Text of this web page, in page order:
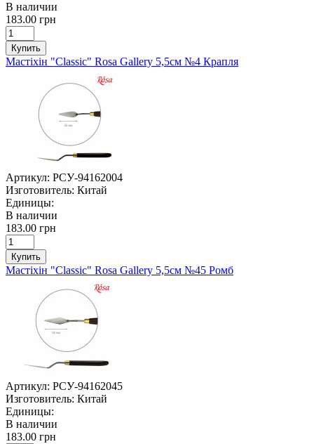
В наличии
183.00 грн
Купить
Мастіхін "Classic" Rosa Gallery 5,5см №4 Крапля
Артикул: РСУ-94162004
Изготовитель: Китай
Единицы:
В наличии
183.00 грн
Купить
Мастіхін "Classic" Rosa Gallery 5,5см №45 Ромб
Артикул: РСУ-94162045
Изготовитель: Китай
Единицы:
В наличии
183.00 грн